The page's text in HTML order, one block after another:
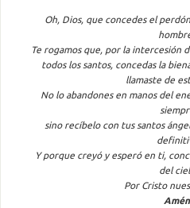
Oh, Dios, que concedes el
Te rogamos que, por la intercesión
todos los santos, concedas la
llamaste de
No lo abandones en manos del
sino recíbelo con tus santos
Y porque creyó y esperó en ti,
del
Por Cristo